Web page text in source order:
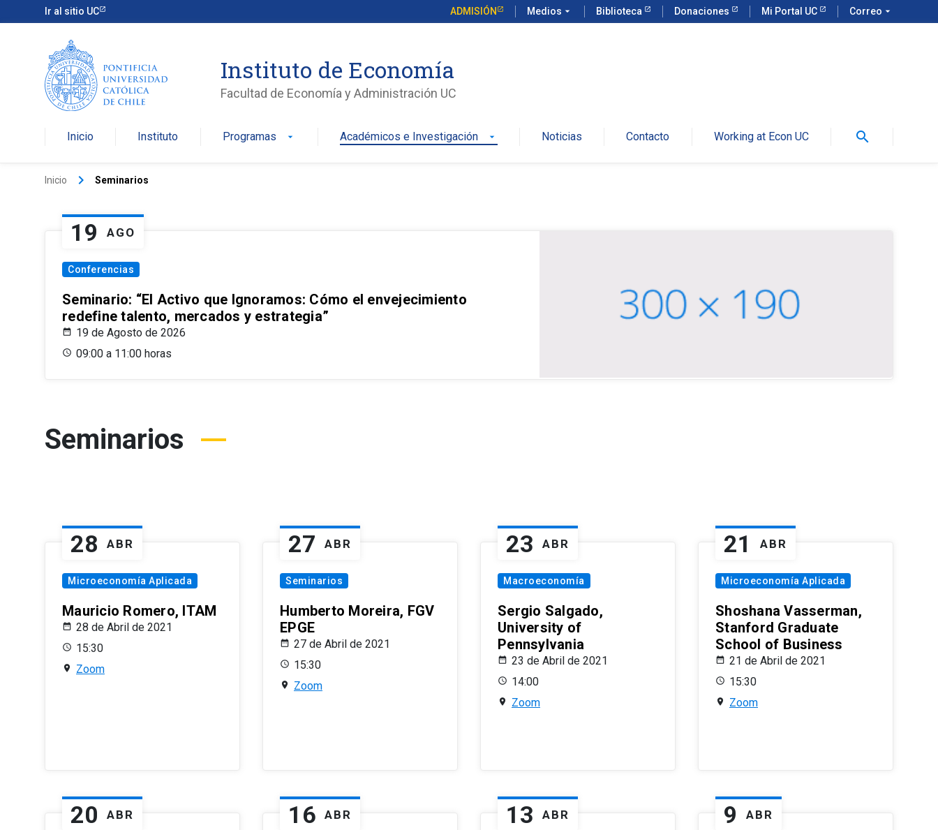
Ir al sitio UC ADMISIÓN Medios arrow_drop_down Biblioteca Donaciones Mi Portal UC Correo arrow_drop_down
Instituto de Economía
Facultad de Economía y Administración UC
Inicio Instituto Programas arrow_drop_down Académicos e Investigación arrow_drop_down Noticias Contacto Working at Econ UC search
Inicio keyboard_arrow_right Seminarios
19 AGO
Conferencias
Seminario: “El Activo que Ignoramos: Cómo el envejecimiento
redefine talento, mercados y estrategia”
19 de Agosto de 2026
09:00 a 11:00 horas
Seminarios
28 ABR
Microeconomía Aplicada
Mauricio Romero, ITAM
28 de Abril de 2021
15:30
Zoom
27 ABR
Seminarios
Humberto Moreira, FGV
EPGE
27 de Abril de 2021
15:30
Zoom
23 ABR
Macroeconomía
Sergio Salgado,
University of
Pennsylvania
23 de Abril de 2021
14:00
Zoom
21 ABR
Microeconomía Aplicada
Shoshana Vasserman,
Stanford Graduate
School of Business
21 de Abril de 2021
15:30
Zoom
20 ABR 16 ABR 13 ABR 9 ABR